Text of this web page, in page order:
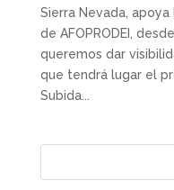
Sierra Nevada,
de AFOPRODEI,
queremos dar
que tendrá lugar el
Subida...